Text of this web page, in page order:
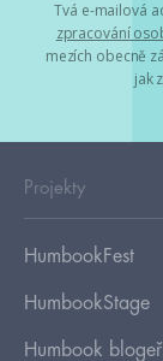
Tvá e-mailová
zpracování
mezích obecně
jak
Projekty
HumbookFest
HumbookStage
Humbook